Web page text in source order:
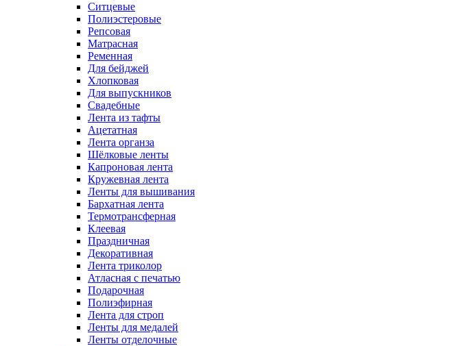
Ситцевые
Полиэстеровые
Репсовая
Матрасная
Ременная
Для бейджей
Хлопковая
Для выпускников
Свадебные
Лента из тафты
Ацетатная
Лента органза
Шёлковые ленты
Капроновая лента
Кружевная лента
Ленты для вышивания
Бархатная лента
Термотрансферная
Клеевая
Праздничная
Декоративная
Лента триколор
Атласная с печатью
Подарочная
Полиэфирная
Лента для строп
Ленты для медалей
Ленты отделочные